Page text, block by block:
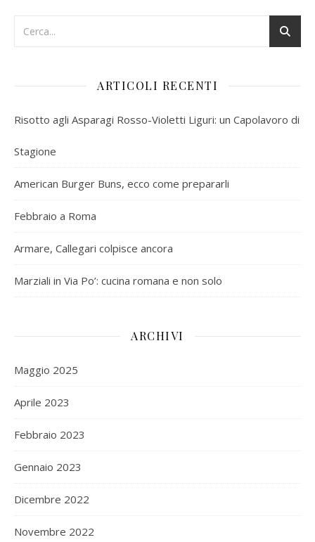
ARTICOLI RECENTI
Risotto agli Asparagi Rosso-Violetti Liguri: un Capolavoro di
Stagione
American Burger Buns, ecco come prepararli
Febbraio a Roma
Armare, Callegari colpisce ancora
Marziali in Via Po’: cucina romana e non solo
ARCHIVI
Maggio 2025
Aprile 2023
Febbraio 2023
Gennaio 2023
Dicembre 2022
Novembre 2022